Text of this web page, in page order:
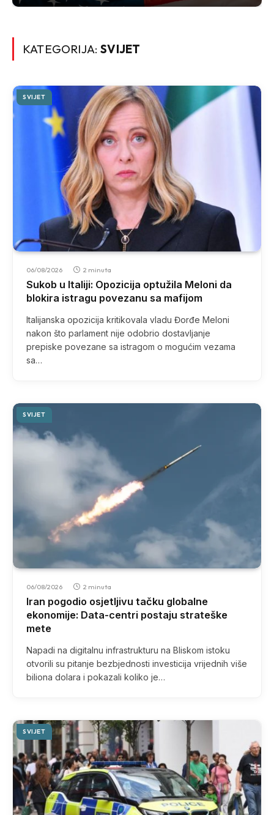
KATEGORIJA:SVIJET
SVIJET
06/08/2026 2 minuta
Sukob u Italiji: Opozicija optužila Meloni da
blokira istragu povezanu sa mafijom
Italijanska opozicija kritikovala vladu Đorđe Meloni
nakon što parlament nije odobrio dostavljanje
prepiske povezane sa istragom o mogućim vezama
sa…
SVIJET
06/08/2026 2 minuta
Iran pogodio osjetljivu tačku globalne
ekonomije: Data-centri postaju strateške
mete
Napadi na digitalnu infrastrukturu na Bliskom istoku
otvorili su pitanje bezbjednosti investicija vrijednih više
biliona dolara i pokazali koliko je…
SVIJET